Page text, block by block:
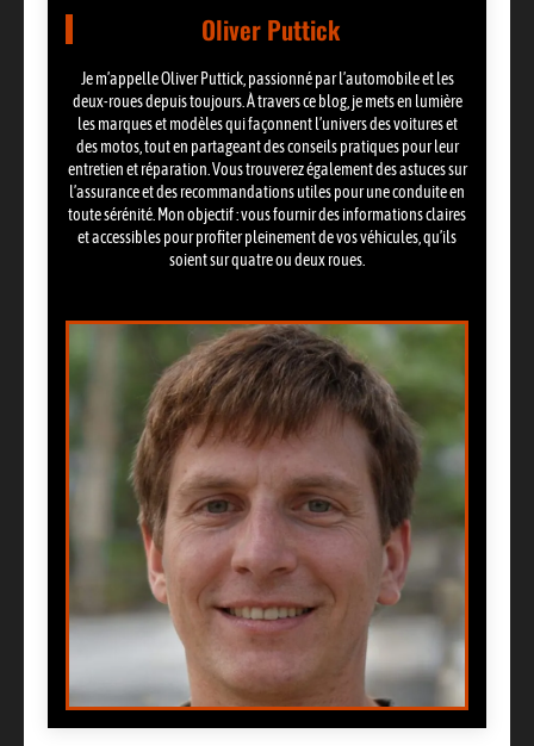
Oliver Puttick
Je m’appelle Oliver Puttick, passionné par l’automobile et les
deux-roues depuis toujours. À travers ce blog, je mets en lumière
les marques et modèles qui façonnent l’univers des voitures et
des motos, tout en partageant des conseils pratiques pour leur
entretien et réparation. Vous trouverez également des astuces sur
l’assurance et des recommandations utiles pour une conduite en
toute sérénité. Mon objectif : vous fournir des informations claires
et accessibles pour profiter pleinement de vos véhicules, qu’ils
soient sur quatre ou deux roues.